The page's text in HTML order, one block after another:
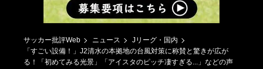
サッカー批評Web ニュース
Jリーグ・国内
「すごい設備！」J2清水の本拠地の台風対策に称賛と驚きが広が
る！「初めてみる光景」「アイスタのピッチ凄すぎる...」などの声